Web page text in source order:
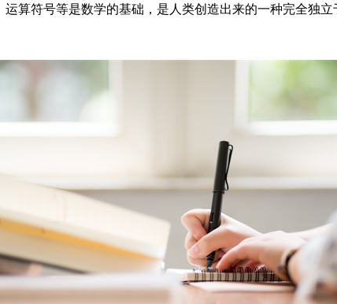
算符号等是数学的基础，是人类创造出来的一种完全独立